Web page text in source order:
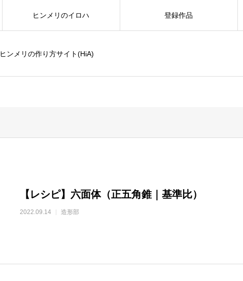
ヒンメリの作り方サイト(HiA)
ヒンメリのイロハ 登録作品
【レシピ】六面体（正五角錐｜基準比）
2022.09.14 造形部